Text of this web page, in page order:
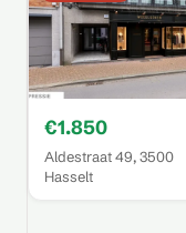
€1.850
Aldestraat 49, 3500
Hasselt